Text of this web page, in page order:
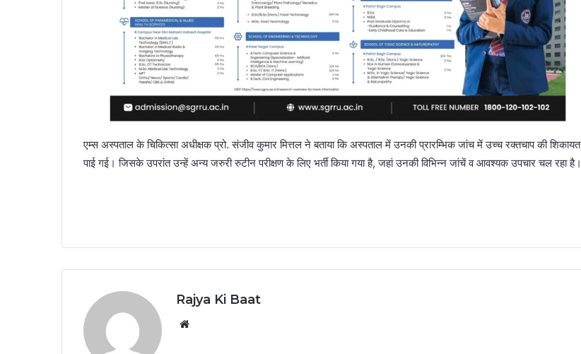
एम्स अस्पताल के चिकित्सा अधीक्षक प्रो. संजीव कुमार मित्तल ने बताया कि अस्पताल में उनकी प्रारम्भिक जांच में उच्च रक्तचाप की शिकायत
पाई गई। जिसके उपरांत उन्हें अन्य जरुरी रुटीन परीक्षण के लिए भर्ती किया गया है, जहां उनकी विभिन्न जांचें व आवश्यक उपचार चल रहा है।
Rajya Ki Baat